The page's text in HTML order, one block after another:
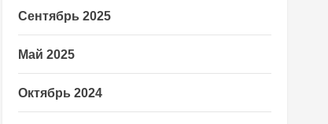
Сентябрь 2025
Май 2025
Октябрь 2024